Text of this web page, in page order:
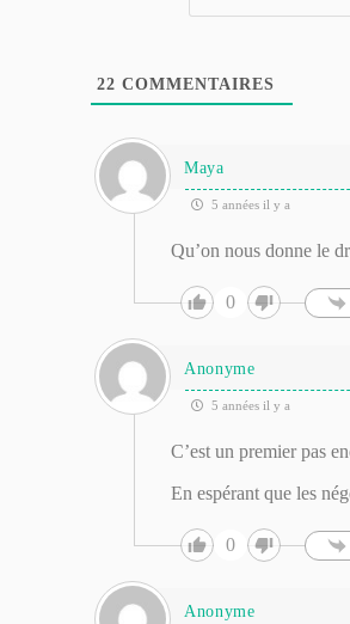
22 COMMENTAIRES
Maya
5 années il y a
Qu’on nous donne le
0
Anonyme
5 années il y a
C’est un premier pas
En espérant que les
0
Anonyme